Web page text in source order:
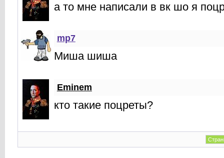
а то мне написали в вк шо я
mp7
Миша шиша
Eminem
кто такие поцреты?